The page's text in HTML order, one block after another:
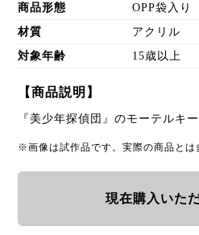
商品形態 OPP袋入り
材質 アクリル
対象年齢 15歳以上
【商品説明】
『美少年探偵団』のモーテルキ
※画像は試作品です。実際の商品とは
現在購入いた